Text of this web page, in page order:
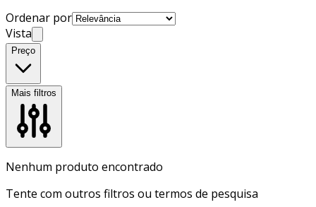
Ordenar por
Vista
Preço
Mais filtros
Nenhum produto encontrado
Tente com outros filtros ou termos de pesquisa